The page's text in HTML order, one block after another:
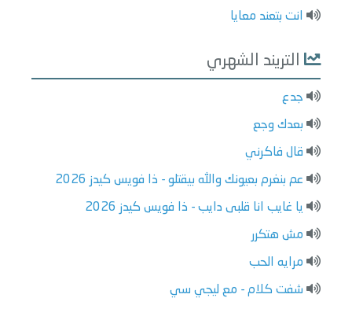
انت بتعند معايا
التريند الشهري
جدع
بعدك وجع
قال فاكرني
عم بنغرم بعيونك والله بيقتلو - ذا فويس كيدز 2026
يا غايب انا قلبى دايب - ذا فويس كيدز 2026
مش هتكرر
مرايه الحب
شفت كلام - مع ليجي سي